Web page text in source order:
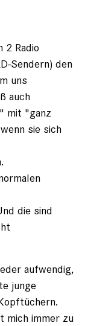
2 Radio
Sendern) den
uns
auch
mit "ganz
sie sich
die sind
aufwendig,
junge
mich immer zu